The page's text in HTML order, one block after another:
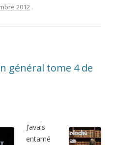
2012 .
général tome 4 de
J’avais
entamé